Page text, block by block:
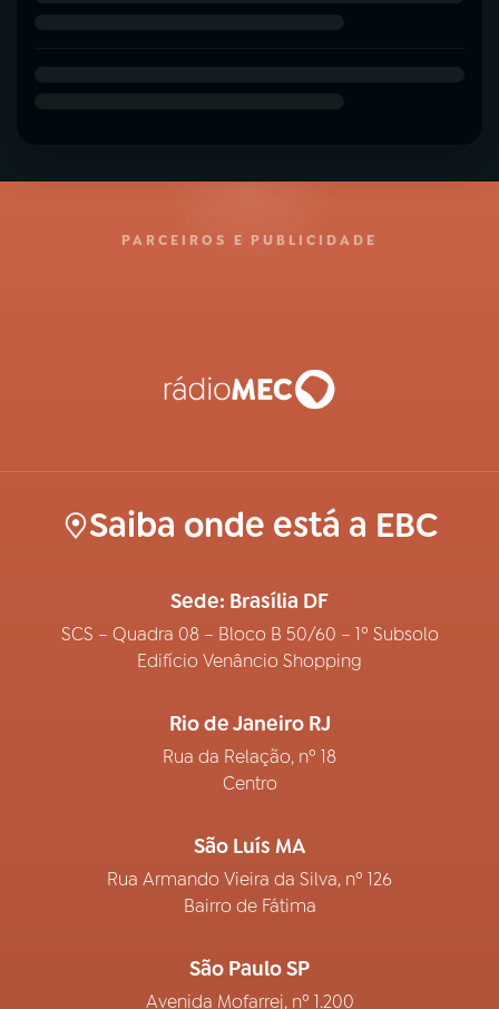
PARCEIROS E PUBLICIDADE
Saiba onde está a EBC
Sede: Brasília DF
SCS – Quadra 08 – Bloco B 50/60 – 1º Subsolo
Edifício Venâncio Shopping
Rio de Janeiro RJ
Rua da Relação, nº 18
Centro
São Luís MA
Rua Armando Vieira da Silva, nº 126
Bairro de Fátima
São Paulo SP
Avenida Mofarrej, nº 1.200